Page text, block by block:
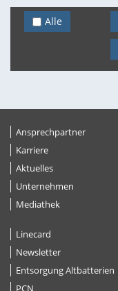
Alle
Ansprechpartner
Karriere
Aktuelles
Unternehmen
Mediathek
Linecard
Newsletter
Entsorgung Altbatterien
PCN